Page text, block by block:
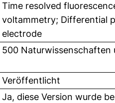
Time resolved
voltammetry; Differential
electrode
500 Naturwissenschaften
Veröffentlicht
Ja, diese Version wurde